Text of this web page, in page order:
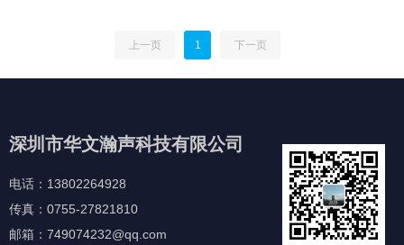
上一页 1 下一页
深圳市华文瀚声科技有限公司
电话：13802264928
传真：0755-27821810
邮箱：749074232@qq.com